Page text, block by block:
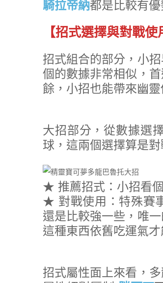
騎拉帝納都是比較有優
【招式選擇與對戰使
招式組合的部分，小
個的數據非常相似，
餘，小招也能帶來幽靈
大招部分，從數據選
球，這兩個選擇算是對
★ 推薦招式：小招看
★ 對戰使用：特殊賽
還是比較強一些，唯
這種東西依舊吃運氣
招式屬性面上來看，